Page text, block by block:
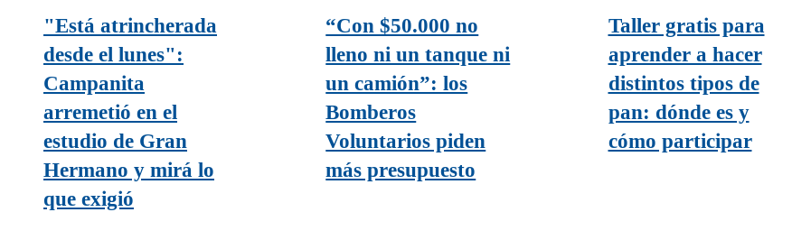
"Está atrincherada
desde el lunes":
Campanita
arremetió en el
estudio de Gran
Hermano y mirá lo
que exigió
“Con $50.000 no
lleno ni un tanque ni
un camión”: los
Bomberos
Voluntarios piden
más presupuesto
Taller gratis para
aprender a hacer
distintos tipos de
pan: dónde es y
cómo participar